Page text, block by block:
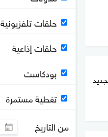
حلقات تلفزيونية
حلقات إذاعية
بودكاست
تغطية مستمرة
من التاريخ